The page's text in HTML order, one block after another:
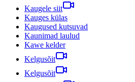
Kaugele siit
Kauges külas
Kaugused kutsuvad
Kaunimad laulud
Kawe kelder
Kelgusõit
Kelgusõit